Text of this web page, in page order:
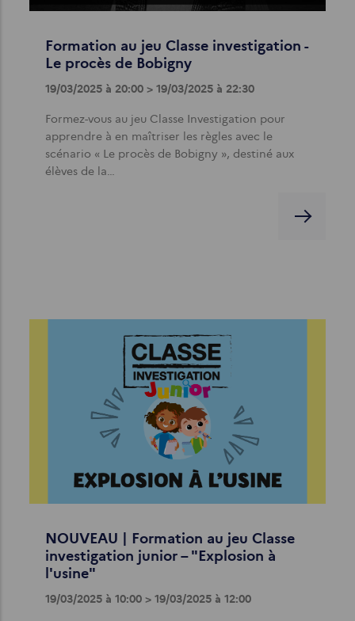
Formation au jeu Classe investigation -
Le procès de Bobigny
19/03/2025 à 20:00 > 19/03/2025 à 22:30
Formez-vous au jeu Classe Investigation pour
apprendre à en maîtriser les règles avec le
scénario « Le procès de Bobigny », destiné aux
élèves de la…
NOUVEAU | Formation au jeu Classe
investigation junior – "Explosion à
l'usine"
19/03/2025 à 10:00 > 19/03/2025 à 12:00